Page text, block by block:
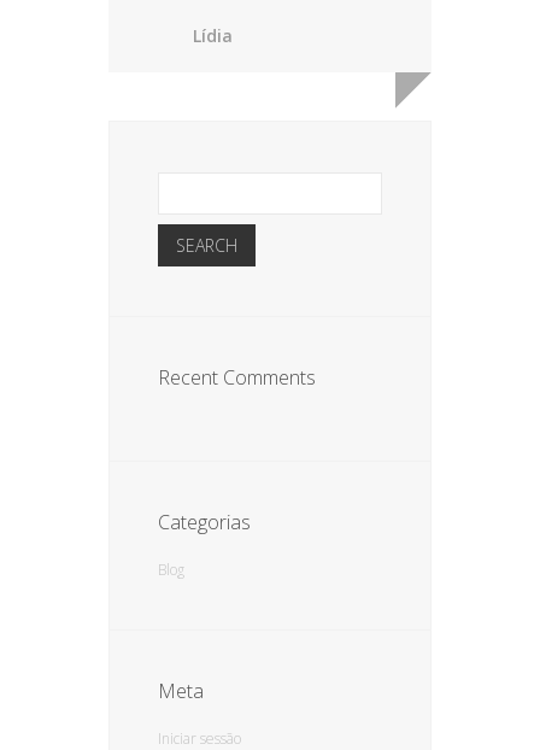
Lídia
Recent Comments
Categorias
Blog
Meta
Iniciar sessão